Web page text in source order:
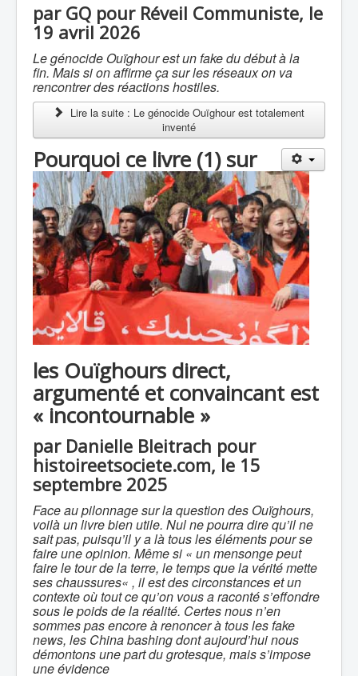
par GQ pour Réveil Communiste, le
19 avril 2026
Le génocide Ouïghour est un fake du début à la
fin. Mais si on affirme ça sur les réseaux on va
rencontrer des réactions hostiles.
Lire la suite : Le génocide Ouïghour est totalement
inventé
Pourquoi ce livre (1) sur
les Ouïghours direct,
argumenté et convaincant est
« incontournable »
par Danielle Bleitrach pour
histoireetsociete.com, le 15
septembre 2025
Face au pilonnage sur la question des Ouïghours,
voilà un livre bien utile. Nul ne pourra dire qu’il ne
sait pas, puisqu’il y a là tous les éléments pour se
faire une opinion. Même si « un mensonge peut
faire le tour de la terre, le temps que la vérité mette
ses chaussures« , il est des circonstances et un
contexte où tout ce qu’on vous a raconté s’effondre
sous le poids de la réalité. Certes nous n’en
sommes pas encore à renoncer à tous les fake
news, les China bashing dont aujourd’hui nous
démontons une part du grotesque, mais s’impose
une évidence